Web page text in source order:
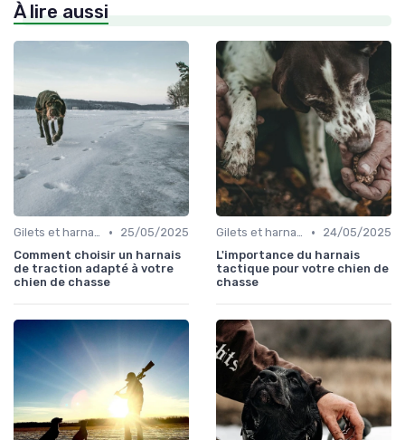
À lire aussi
Gilets et harnais •
25/05/2025
Comment choisir un harnais
de traction adapté à votre
chien de chasse
Gilets et harnais •
24/05/2025
L'importance du harnais
tactique pour votre chien de
chasse